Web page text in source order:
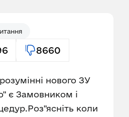
8660
нового ЗУ
є Замовником і
коли